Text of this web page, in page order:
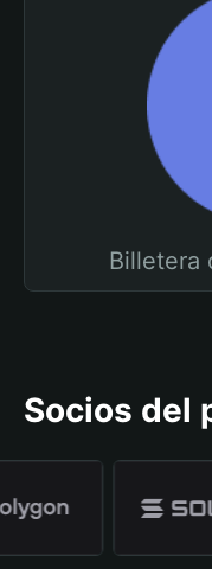
Billetera
Socios del